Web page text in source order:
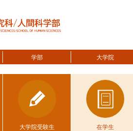
学部 大学院
大学院受験生 在学生